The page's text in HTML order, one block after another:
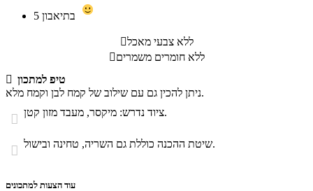
5
ללא צבעי מאכל
ללא חומרים משמרים
 טיפ למתכון
ניתן להכין גם עם שילוב של קמח לבן וקמח מלא.
 ציוד נדרש: מיקסר, מעבד מזון קטן.
 שיטת ההכנה כוללת גם השריה, טחינה ובישול.
עוד הצעות למתכונים